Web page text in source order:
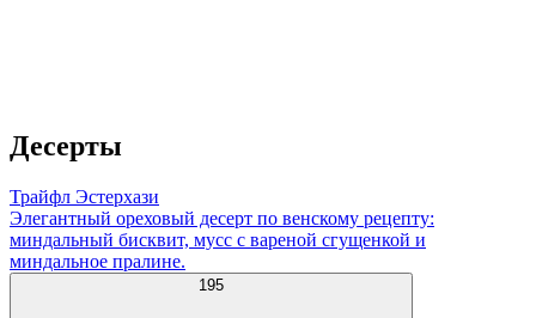
Десерты
Трайфл Эстерхази
Элегантный ореховый десерт по венскому рецепту:
миндальный бисквит, мусс с вареной сгущенкой и
миндальное пралине.
195